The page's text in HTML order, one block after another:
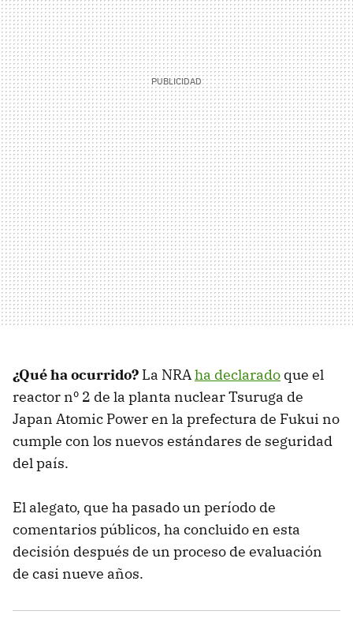
¿Qué ha ocurrido? La NRAha declarado que el
reactor nº 2 de la planta nuclear Tsuruga de
Japan Atomic Power en la prefectura de Fukui no
cumple con los nuevos estándares de seguridad
del país.
El alegato, que ha pasado un período de
comentarios públicos, ha concluido en esta
decisión después de un proceso de evaluación
de casi nueve años.